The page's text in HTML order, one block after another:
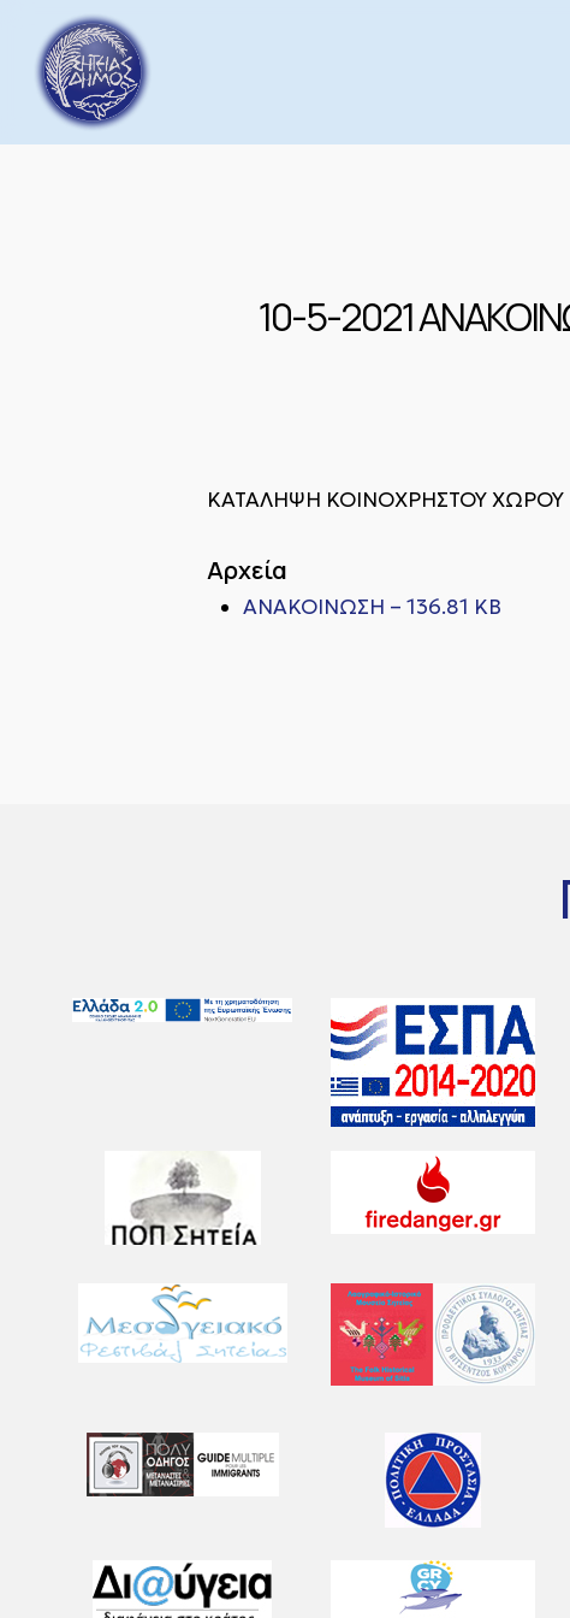
main
content
10-5-2021
ΚΑΤΑΛΗΨΗ ΚΟΙΝΟΧΡΗΣΤΟΥ ΧΩΡΟΥ
Αρχεία
ΑΝΑΚΟΙΝΩΣΗ – 136.81 KB